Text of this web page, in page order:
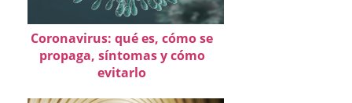
Coronavirus: qué es, cómo se
propaga, síntomas y cómo
evitarlo